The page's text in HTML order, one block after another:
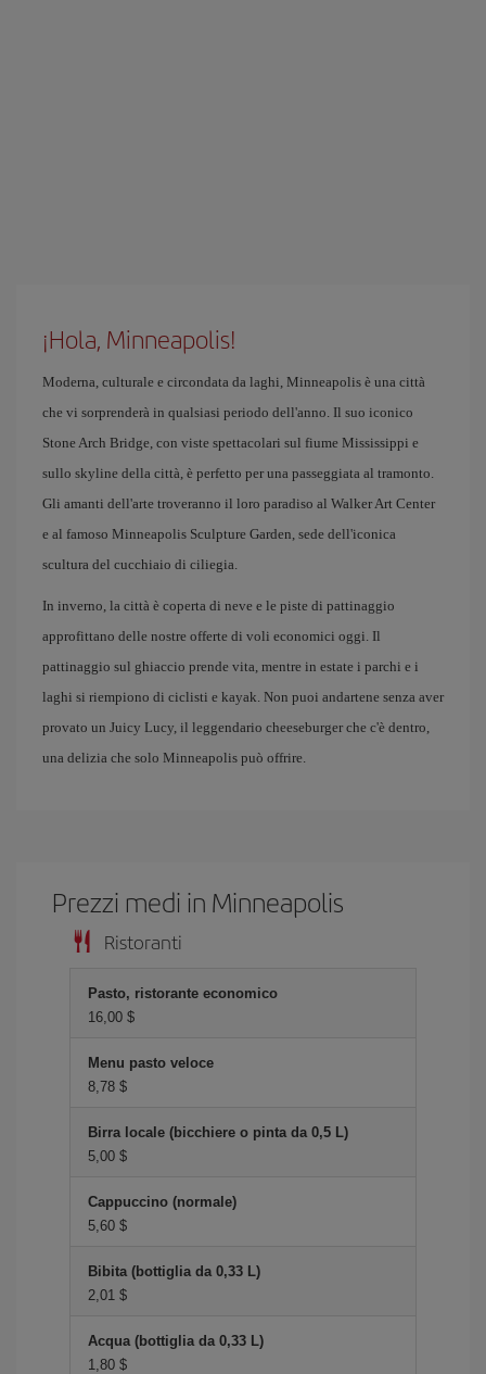
¡Hola, Minneapolis!
Moderna, culturale e circondata da laghi, Minneapolis è una città
che vi sorprenderà in qualsiasi periodo dell'anno. Il suo iconico
Stone Arch Bridge, con viste spettacolari sul fiume Mississippi e
sullo skyline della città, è perfetto per una passeggiata al tramonto.
Gli amanti dell'arte troveranno il loro paradiso al Walker Art Center
e al famoso Minneapolis Sculpture Garden, sede dell'iconica
scultura del cucchiaio di ciliegia.
In inverno, la città è coperta di neve e le piste di pattinaggio
approfittano delle nostre offerte di voli economici oggi. Il
pattinaggio sul ghiaccio prende vita, mentre in estate i parchi e i
laghi si riempiono di ciclisti e kayak. Non puoi andartene senza aver
provato un Juicy Lucy, il leggendario cheeseburger che c'è dentro,
una delizia che solo Minneapolis può offrire.
Prezzi medi in Minneapolis
Ristoranti
Pasto, ristorante economico
16,00 $
Menu pasto veloce
8,78 $
Birra locale (bicchiere o pinta da 0,5 L)
5,00 $
Cappuccino (normale)
5,60 $
Bibita (bottiglia da 0,33 L)
2,01 $
Acqua (bottiglia da 0,33 L)
1,80 $